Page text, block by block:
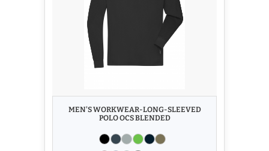
MEN'S WORKWEAR-LONG-SLEEVED
POLO OCS BLENDED